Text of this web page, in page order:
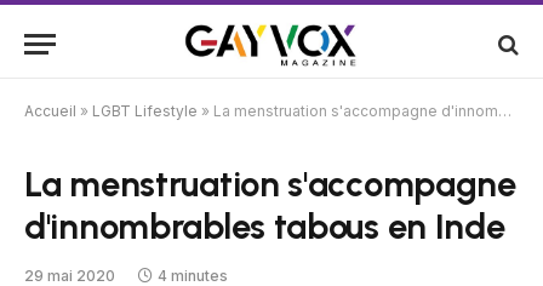
Accueil » LGBT Lifestyle » La menstruation s'accompagne d'innombrables tabous en Inde
La menstruation s'accompagne
d'innombrables tabous en Inde
29 mai 2020 4 minutes